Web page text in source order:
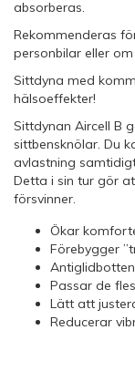
absorberas.
Rekommenderas
personbilar eller
Sittdyna med
hälsoeffekter!
Sittdynan Aircell B
sittbensknölar. Du
avlastning
Detta i sin tur gör
försvinner.
Ökar
Förebygger
Passar de
Lätt att
Reducerar